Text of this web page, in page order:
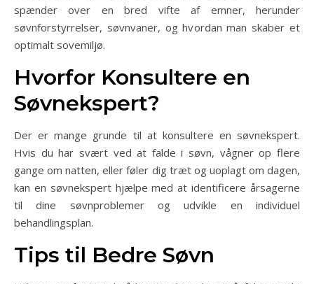
spænder over en bred vifte af emner, herunder
søvnforstyrrelser, søvnvaner, og hvordan man skaber et
optimalt sovemiljø.
Hvorfor Konsultere en
Søvnekspert?
Der er mange grunde til at konsultere en søvnekspert.
Hvis du har svært ved at falde i søvn, vågner op flere
gange om natten, eller føler dig træt og uoplagt om dagen,
kan en søvnekspert hjælpe med at identificere årsagerne
til dine søvnproblemer og udvikle en individuel
behandlingsplan.
Tips til Bedre Søvn